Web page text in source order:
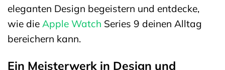
eleganten Design begeistern und entdecke,
wie die Apple Watch Series 9 deinen Alltag
bereichern kann.
Ein Meisterwerk in Design und